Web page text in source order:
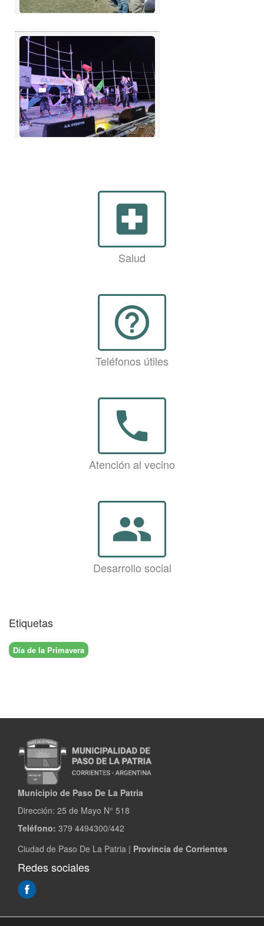
local_hospital
Salud
help_outline
Teléfonos útiles
phone
Atención al vecino
group
Desarrollo social
Etiquetas
Día de la Primavera
Municipio de Paso De La Patria
Dirección: 25 de Mayo N° 518
Teléfono: 379 4494300/442
Ciudad de Paso De La Patria | Provincia de Corrientes
Redes sociales